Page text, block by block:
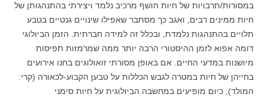
במסורות/תרבויות של חיות חושף מרכיב נלמד ויצירתי בהתנהגותן של
חיות ממינים רבים, ואגב כך מסתבר שאפילו שינויים גנטיים בטבע
תלויים בהתנהגות נלמדת, ובכלל זה למידה חברתית. הזמן הביולוגי
דומה אפוא לזמן ההיסטורי הרבה יותר ממה שמרמזות תפיסות
מיושנות במדעי החיים. אם באופן מסורתי זואולוגים בחנו אירועים
בחייהן של חיות במטרה לגבש הכללות על טבען הקבוע-לכאורה (קרי:
המולד), כיום מופיעים במחשבה הביולוגית על חיות סימני